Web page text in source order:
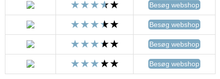
Besøg webshop
Besøg webshop
Besøg webshop
Besøg webshop